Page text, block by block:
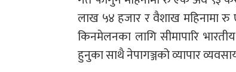
लाख ५४ हजार र वैशाख महिनामा
किनमेलनका लागि सीमापारि
हुनुका साथै नेपागञ्जको व्यापार